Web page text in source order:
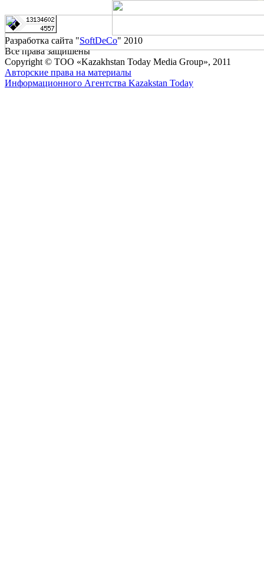
Разработка сайта "SoftDeCo" 2010
Все права защишены
Copyright © ТОО «Kazakhstan Today Media Group», 2011
Авторские права на материалы
Информационного Агентства Kazakstan Today